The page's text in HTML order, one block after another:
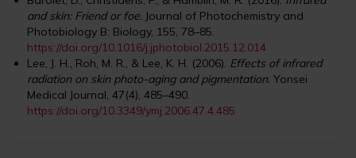
and skin: Friend or foe. Journal of Photochemistry and
Photobiology B: Biology, 155, 78–85.
https://doi.org/10.1016/j.jphotobiol.2015.12.014
Lee, J. H., Roh, M. R., & Lee, K. H. (2006). Effects of infrared
radiation on skin photo-aging and pigmentation. Yonsei
Medical Journal, 47(4), 485–490.
https://doi.org/10.3349/ymj.2006.47.4.485